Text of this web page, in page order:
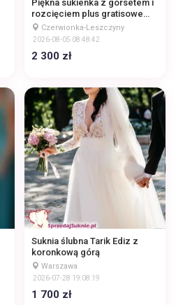
Piękna sukienka z gorsetem i
rozcięciem plus gratisowe
butyCzerwionka-Leszczyny
2026-08-05 08:48:42
2 300 zł
Suknia ślubna Tarik Ediz z
koronkową górą
Warszawa
2026-07-28 19:08:19
1 700 zł